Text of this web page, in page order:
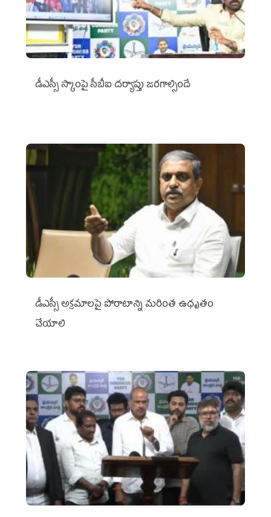
డీఎస్సీ స్కాంపై సీబీఐ దర్యాప్తు జరగాల్సిందే
డీఎస్సీ అక్రమాలపై పోరాటాన్ని మరింత ఉధృతం
చేయాలి